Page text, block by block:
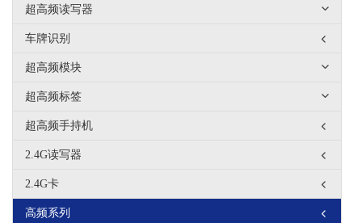
超高频读写器
车牌识别
超高频模块
超高频标签
超高频手持机
2.4G读写器
2.4G卡
高频系列